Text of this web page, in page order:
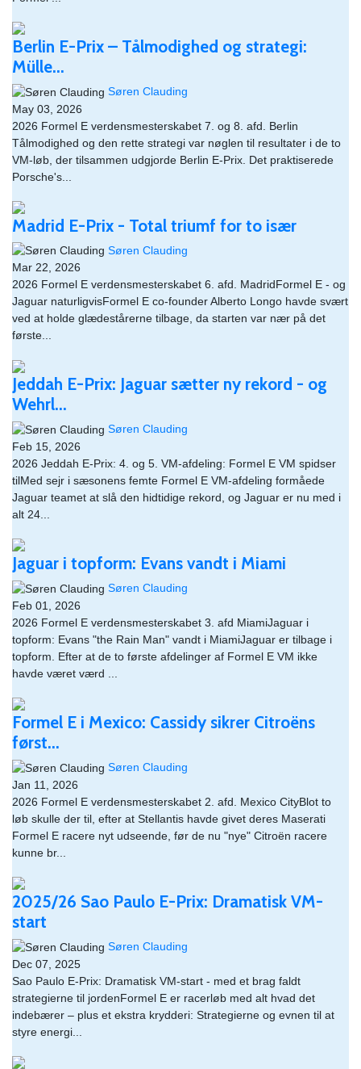
Berlin E-Prix – Tålmodighed og strategi:
Mülle...
Søren Clauding
May 03, 2026
2026 Formel E verdensmesterskabet 7. og 8. afd. Berlin​
Tålmodighed og den rette strategi var nøglen til resultater i de to
VM-løb, der tilsammen udgjorde Berlin E-Prix. Det praktiserede
Porsche's...
Madrid E-Prix - Total triumf for to især
Søren Clauding
Mar 22, 2026
2026 Formel E verdensmesterskabet 6. afd. MadridFormel E - og
Jaguar naturligvisFormel E co-founder Alberto Longo havde svært
ved at holde glædestårerne tilbage, da starten var nær på det
første...
Jeddah E-Prix: Jaguar sætter ny rekord - og
Wehrl...
Søren Clauding
Feb 15, 2026
2026 Jeddah E-Prix: 4. og 5. VM-afdeling: Formel E VM spidser
tilMed sejr i sæsonens femte Formel E VM-afdeling formåede
Jaguar teamet at slå den hidtidige rekord, og Jaguar er nu med i
alt 24...
Jaguar i topform: Evans vandt i Miami
Søren Clauding
Feb 01, 2026
2026 Formel E verdensmesterskabet 3. afd MiamiJaguar i
topform: Evans "the Rain Man" vandt i MiamiJaguar er tilbage i
topform. Efter at de to første afdelinger af Formel E VM ikke
havde været værd ...
Formel E i Mexico: Cassidy sikrer Citroëns
først...
Søren Clauding
Jan 11, 2026
2026 Formel E verdensmesterskabet 2. afd. Mexico CityBlot to
løb skulle der til, efter at Stellantis havde givet deres Maserati
Formel E racere nyt udseende, før de nu "nye" Citroën racere
kunne br...
2025/26 Sao Paulo E-Prix: Dramatisk VM-
start
Søren Clauding
Dec 07, 2025
Sao Paulo E-Prix: Dramatisk VM-start - med et brag faldt
strategierne til jordenFormel E er racerløb med alt hvad det
indebærer – plus et ekstra krydderi: Strategierne og evnen til at
styre energi...